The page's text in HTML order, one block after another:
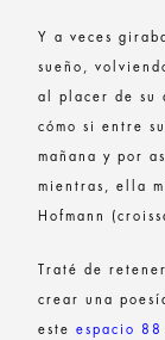
Y a veces
sueño,
al placer de su
cómo si entre
mañana y por
mientras, ella
Hofmann
Traté de
crear una
esteespacio 88